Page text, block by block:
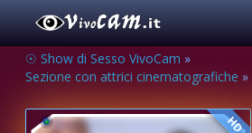
☉ Show di Sesso VivoCam »
Sezione con attrici cinematografiche »
HD